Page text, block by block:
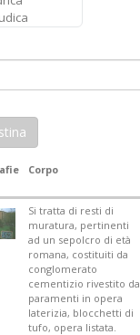
Corpo
Si tratta di resti di
muratura, pertinenti
ad un sepolcro di età
romana, costituiti da
conglomerato
cementizio rivestito da
paramenti in opera
laterizia, blocchetti di
tufo, opera listata.